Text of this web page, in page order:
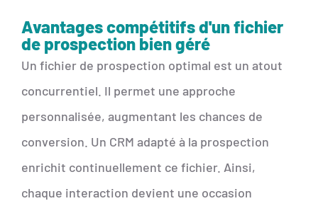
Avantages compétitifs d'un fichier
de prospection bien géré
Un fichier de prospection optimal est un atout
concurrentiel. Il permet une approche
personnalisée, augmentant les chances de
conversion. Un CRM adapté à la prospection
enrichit continuellement ce fichier. Ainsi,
chaque interaction devient une occasion